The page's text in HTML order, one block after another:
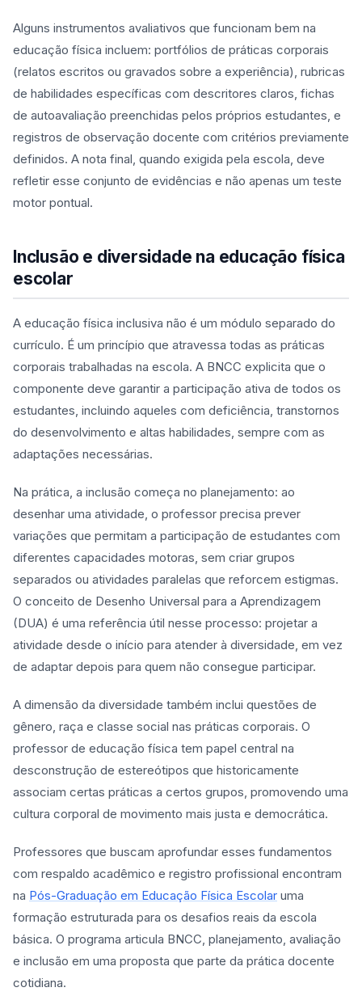
Alguns instrumentos avaliativos que funcionam bem na
educação física incluem: portfólios de práticas corporais
(relatos escritos ou gravados sobre a experiência), rubricas
de habilidades específicas com descritores claros, fichas
de autoavaliação preenchidas pelos próprios estudantes, e
registros de observação docente com critérios previamente
definidos. A nota final, quando exigida pela escola, deve
refletir esse conjunto de evidências e não apenas um teste
motor pontual.
Inclusão e diversidade na educação física
escolar
A educação física inclusiva não é um módulo separado do
currículo. É um princípio que atravessa todas as práticas
corporais trabalhadas na escola. A BNCC explicita que o
componente deve garantir a participação ativa de todos os
estudantes, incluindo aqueles com deficiência, transtornos
do desenvolvimento e altas habilidades, sempre com as
adaptações necessárias.
Na prática, a inclusão começa no planejamento: ao
desenhar uma atividade, o professor precisa prever
variações que permitam a participação de estudantes com
diferentes capacidades motoras, sem criar grupos
separados ou atividades paralelas que reforcem estigmas.
O conceito de Desenho Universal para a Aprendizagem
(DUA) é uma referência útil nesse processo: projetar a
atividade desde o início para atender à diversidade, em vez
de adaptar depois para quem não consegue participar.
A dimensão da diversidade também inclui questões de
gênero, raça e classe social nas práticas corporais. O
professor de educação física tem papel central na
desconstrução de estereótipos que historicamente
associam certas práticas a certos grupos, promovendo uma
cultura corporal de movimento mais justa e democrática.
Professores que buscam aprofundar esses fundamentos
com respaldo acadêmico e registro profissional encontram
na Pós-Graduação em Educação Física Escolar uma
formação estruturada para os desafios reais da escola
básica. O programa articula BNCC, planejamento, avaliação
e inclusão em uma proposta que parte da prática docente
cotidiana.